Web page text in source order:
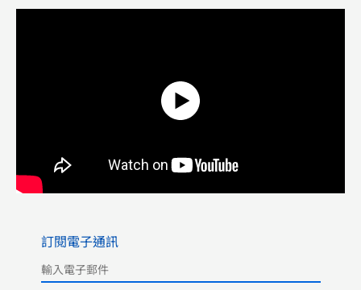
訂閱電子通訊